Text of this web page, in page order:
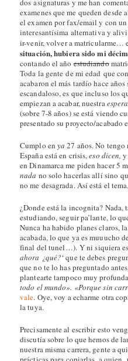
dos asignaturas y me han
examenes que me queden
el examen por fax/email y con
interesantísima alternativa y
ir-venir, volver a matricularme…
situación, hubiera sido mi
contando el añoestudiando
Toda la gente de mi edad que
acabaron el más tardío hace
escandaloso, es que incluso los
empiezan a acabar, nuestra
(sobre 7-8 años) se está viendo
presentado su proyecto/acabado
Cumplo enya 27 años. No
España está en crisis,eso dicen,
en Dinamarca me piden hacer 5
nada no solo hacerlas allí sino
no me desagrada. Así está el tema.
¿Donde está la incognita? Nada,
estudiando, seguir pa’lante, lo
Nunca ha habido planes claros,
acabada, lo que ya es muuucho
final del tunel…). Y ni siquiera
ahora ¿qué?‘ que te debes
que no te lo has preguntado
plantearte tampoco muy
todo el mundo». «Porque sin
vale. Oye, voy a echarme otra
la tuya.
Precisamente al escribir esto
discutía sobre lo que hemos de
nuestra misma carrera, gente a